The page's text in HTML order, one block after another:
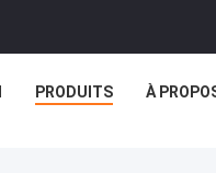
PRODUITS À